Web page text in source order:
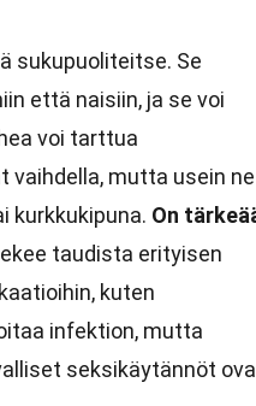
sukupuoliteitse. Se
että naisiin, ja se voi
voi tarttua
vaihdella, mutta usein ne
kurkkukipuna. On
taudista erityisen
kuten
infektion, mutta
seksikäytännöt